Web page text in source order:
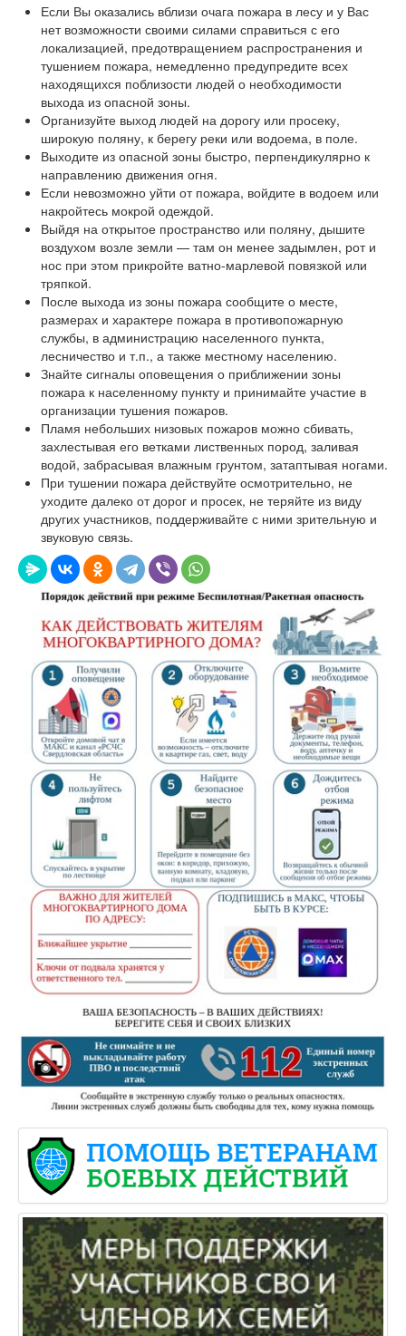
Если Вы оказались вблизи очага пожара в лесу и у Вас
нет возможности своими силами справиться с его
локализацией, предотвращением распространения и
тушением пожара, немедленно предупредите всех
находящихся поблизости людей о необходимости
выхода из опасной зоны.
Организуйте выход людей на дорогу или просеку,
широкую поляну, к берегу реки или водоема, в поле.
Выходите из опасной зоны быстро, перпендикулярно к
направлению движения огня.
Если невозможно уйти от пожара, войдите в водоем или
накройтесь мокрой одеждой.
Выйдя на открытое пространство или поляну, дышите
воздухом возле земли — там он менее задымлен, рот и
нос при этом прикройте ватно-марлевой повязкой или
тряпкой.
После выхода из зоны пожара сообщите о месте,
размерах и характере пожара в противопожарную
службы, в администрацию населенного пункта,
лесничество и т.п., а также местному населению.
Знайте сигналы оповещения о приближении зоны
пожара к населенному пункту и принимайте участие в
организации тушения пожаров.
Пламя небольших низовых пожаров можно сбивать,
захлестывая его ветками лиственных пород, заливая
водой, забрасывая влажным грунтом, затаптывая ногами.
При тушении пожара действуйте осмотрительно, не
уходите далеко от дорог и просек, не теряйте из виду
других участников, поддерживайте с ними зрительную и
звуковую связь.